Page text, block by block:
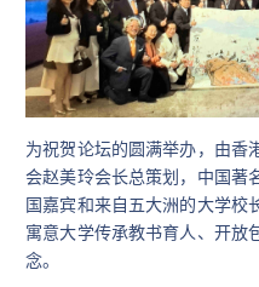
为祝贺论坛的圆满举办，由香
会赵美玲会长总策划，中国著
国嘉宾和来自五大洲的大学校
寓意大学传承教书育人、开放
念。